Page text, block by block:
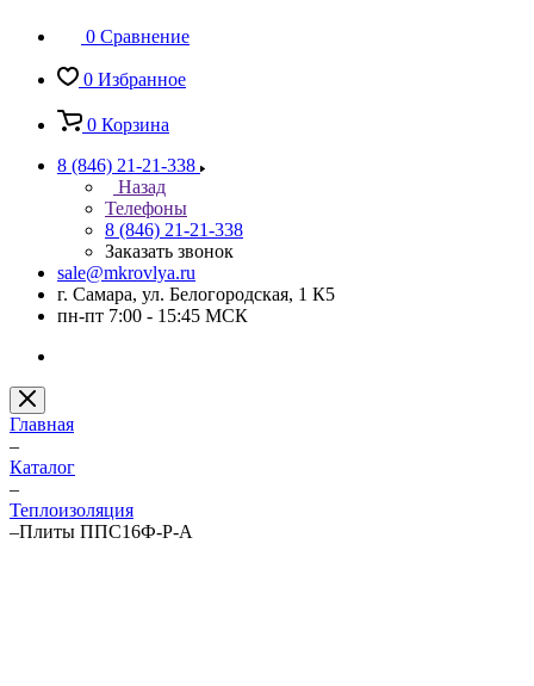
0 Сравнение
0 Избранное
0 Корзина
8 (846) 21-21-338
Назад
Телефоны
8 (846) 21-21-338
Заказать звонок
sale@mkrovlya.ru
г. Самара, ул. Белогородская, 1 К5
пн-пт 7:00 - 15:45 МСК
Главная
–
Каталог
–
Теплоизоляция
–Плиты ППС16Ф-Р-А